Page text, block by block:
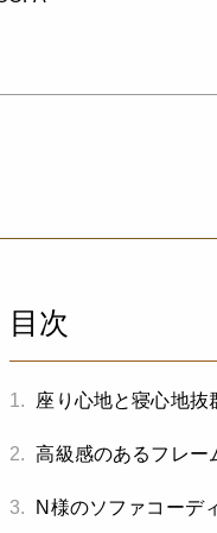
目次
1. 座り心地と寝心地抜
2. 高級感のあるフレー
3. N様のソファコーデ